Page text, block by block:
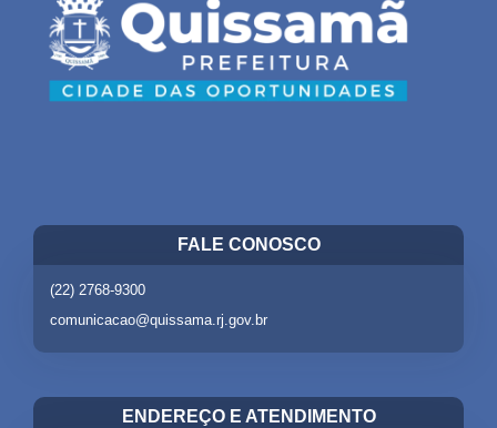
FALE CONOSCO
(22) 2768-9300
comunicacao@quissama.rj.gov.br
ENDEREÇO E ATENDIMENTO